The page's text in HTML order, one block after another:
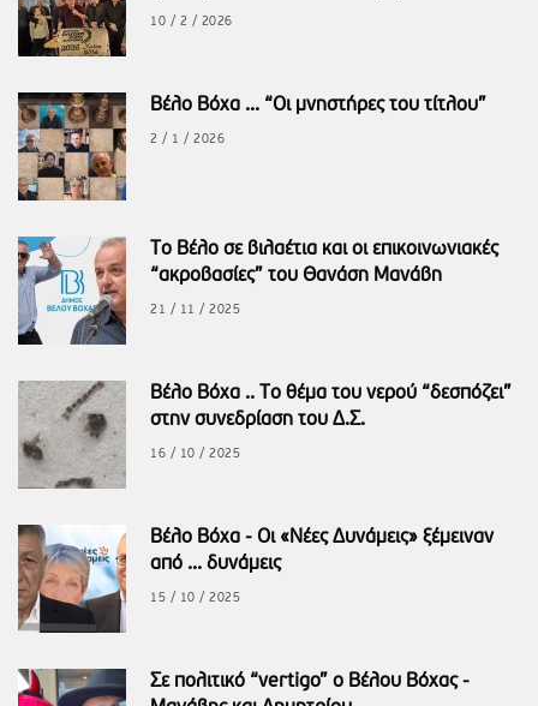
10 / 2 / 2026
Βέλο Βόχα ... “Οι μνηστήρες του τίτλου”
2 / 1 / 2026
Το Βέλο σε βιλαέτια και οι επικοινωνιακές
“ακροβασίες” του Θανάση Μανάβη
21 / 11 / 2025
Βέλο Βόχα .. Το θέμα του νερού “δεσπόζει”
στην συνεδρίαση του Δ.Σ.
16 / 10 / 2025
Βέλο Βόχα - Οι «Νέες Δυνάμεις» ξέμειναν
από ... δυνάμεις
15 / 10 / 2025
Σε πολιτικό “vertigo” ο Βέλου Βόχας -